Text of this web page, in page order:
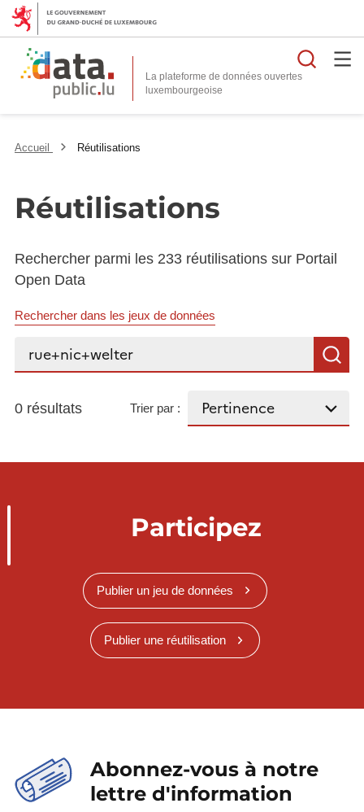
La plateforme de données ouvertes
Accueil Réutilisations
Réutilisations
Rechercher parmi les 233 réutilisations sur Portail
Open Data
Rechercher dans les jeux de données
Rechercher...
0 résultats Trier par :
Participez
Publier un jeu de données
Publier une réutilisation
Abonnez-vous à notre
lettre d'information